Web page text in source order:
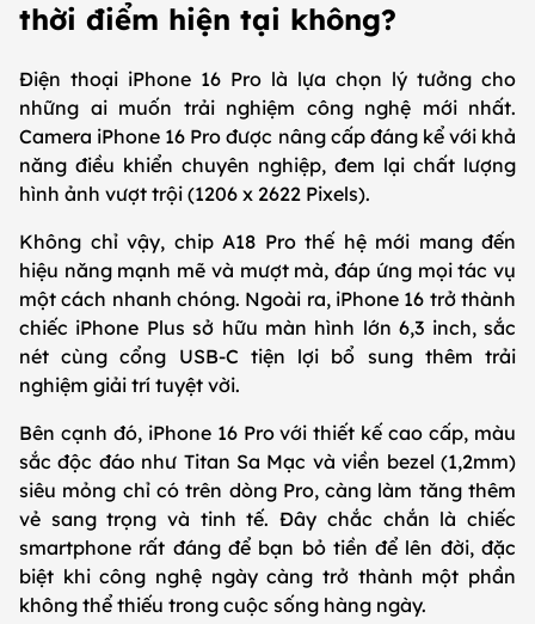
thời điểm hiện tại không?
Điện thoại iPhone 16 Pro là lựa chọn lý tưởng cho
những ai muốn trải nghiệm công nghệ mới nhất.
Camera iPhone 16 Pro được nâng cấp đáng kể với khả
năng điều khiển chuyên nghiệp, đem lại chất lượng
hình ảnh vượt trội (1206 x 2622 Pixels).
Không chỉ vậy, chip A18 Pro thế hệ mới mang đến
hiệu năng mạnh mẽ và mượt mà, đáp ứng mọi tác vụ
một cách nhanh chóng. Ngoài ra, iPhone 16 trở thành
chiếc iPhone Plus sở hữu màn hình lớn 6,3 inch, sắc
nét cùng cổng USB-C tiện lợi bổ sung thêm trải
nghiệm giải trí tuyệt vời.
Bên cạnh đó, iPhone 16 Pro với thiết kế cao cấp, màu
sắc độc đáo như Titan Sa Mạc và viền bezel (1,2mm)
siêu mỏng chỉ có trên dòng Pro, càng làm tăng thêm
vẻ sang trọng và tinh tế. Đây chắc chắn là chiếc
smartphone rất đáng để bạn bỏ tiền để lên đời, đặc
biệt khi công nghệ ngày càng trở thành một phần
không thể thiếu trong cuộc sống hàng ngày.